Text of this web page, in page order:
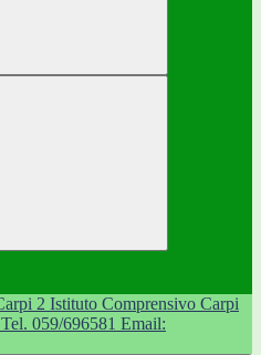
Istituto Comprensivo Carpi
Tel. 059/696581 Email: